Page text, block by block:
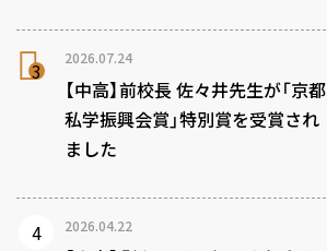
2026.07.24
【中高】前校長 佐々井先生が「京都
私学振興会賞」特別賞を受賞され
ました
2026.04.22